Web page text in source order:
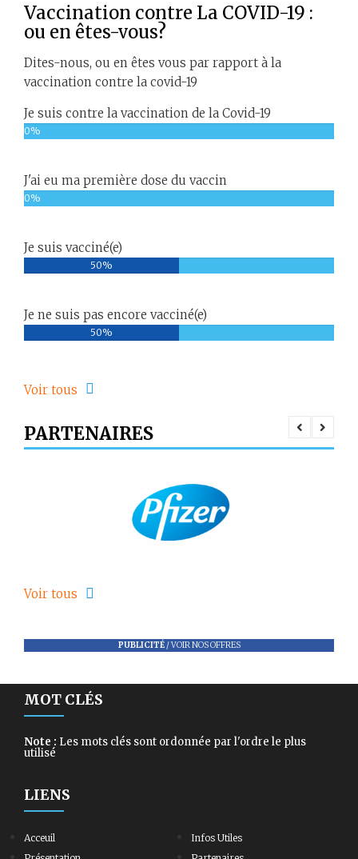
Vaccination contre La COVID-19 :
ou en êtes-vous?
Dites-nous, ou en êtes vous par rapport à la
vaccination contre la covid-19
Je suis contre la vaccination de la Covid-19
0%
J'ai eu ma première dose du vaccin
0%
Je suis vacciné(e)
50%
Je ne suis pas encore vacciné(e)
50%
Voir tous
PARTENAIRES
Voir tous
PUBLICITÉ/VOIR NOS OFFRES
MOT CLÉS
Note : Les mots clés sont ordonnée par l'ordre le plus
utilisé
LIENS
Acceuil
Infos Utiles